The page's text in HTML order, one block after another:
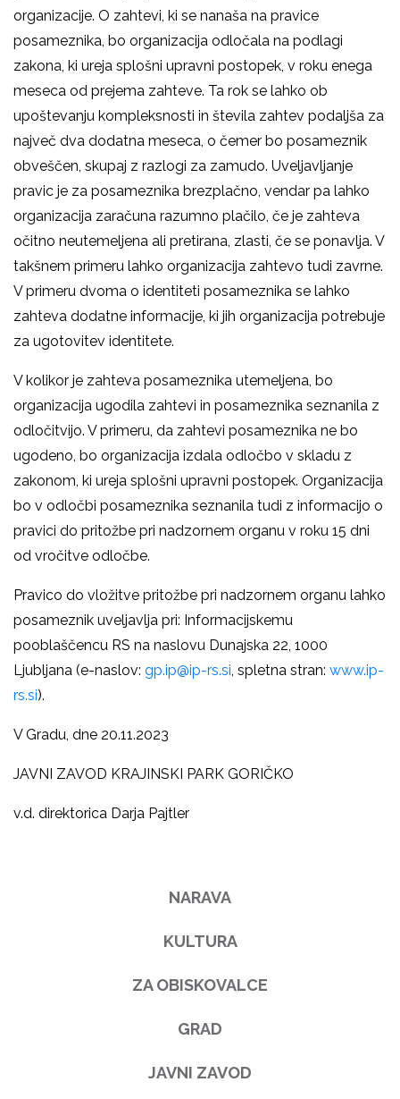
organizacije. O zahtevi, ki se nanaša na pravice
posameznika, bo organizacija odločala na podlagi
zakona, ki ureja splošni upravni postopek, v roku enega
meseca od prejema zahteve. Ta rok se lahko ob
upoštevanju kompleksnosti in števila zahtev podaljša za
največ dva dodatna meseca, o čemer bo posameznik
obveščen, skupaj z razlogi za zamudo. Uveljavljanje
pravic je za posameznika brezplačno, vendar pa lahko
organizacija zaračuna razumno plačilo, če je zahteva
očitno neutemeljena ali pretirana, zlasti, če se ponavlja. V
takšnem primeru lahko organizacija zahtevo tudi zavrne.
V primeru dvoma o identiteti posameznika se lahko
zahteva dodatne informacije, ki jih organizacija potrebuje
za ugotovitev identitete.
V kolikor je zahteva posameznika utemeljena, bo
organizacija ugodila zahtevi in posameznika seznanila z
odločitvijo. V primeru, da zahtevi posameznika ne bo
ugodeno, bo organizacija izdala odločbo v skladu z
zakonom, ki ureja splošni upravni postopek. Organizacija
bo v odločbi posameznika seznanila tudi z informacijo o
pravici do pritožbe pri nadzornem organu v roku 15 dni
od vročitve odločbe.
Pravico do vložitve pritožbe pri nadzornem organu lahko
posameznik uveljavlja pri: Informacijskemu
pooblaščencu RS na naslovu Dunajska 22, 1000
Ljubljana (e-naslov: gp.ip@ip-rs.si, spletna stran: www.ip-
rs.si).
V Gradu, dne 20.11.2023
JAVNI ZAVOD KRAJINSKI PARK GORIČKO
v.d. direktorica Darja Pajtler
NARAVA
KULTURA
ZA OBISKOVALCE
GRAD
JAVNI ZAVOD